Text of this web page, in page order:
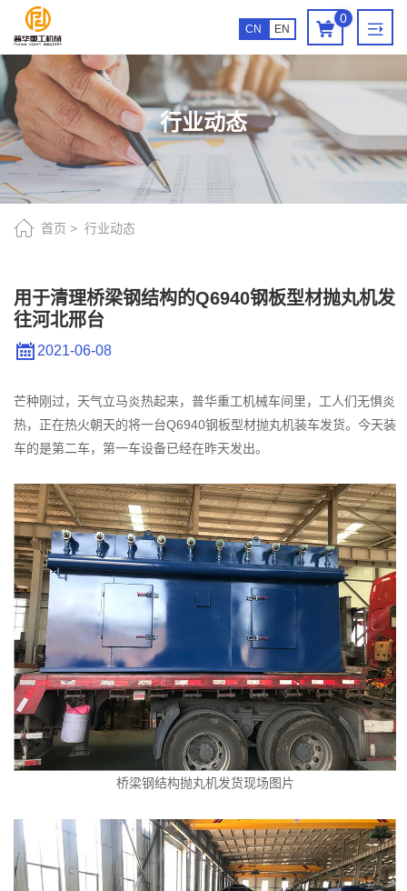
0
CN EN
用
于
清
理
桥
梁
钢
结
的
Q6940
钢
型
材
抛
丸
机
发
往
河
北
邢
台
行业动态
首页 行业动态
用于清理桥梁钢结构的Q6940钢板型材抛丸机发
往河北邢台
2021-06-08
芒种刚过，天气立马炎热起来，普华重工机械车间里，工人们无惧炎
热，正在热火朝天的将一台Q6940钢板型材抛丸机装车发货。今天装
车的是第二车，第一车设备已经在昨天发出。
桥梁钢结构抛丸机发货现场图片